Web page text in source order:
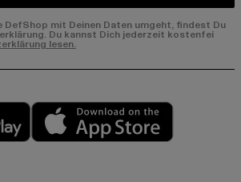
DefShop mit Deinen Daten umgeht, findest Du
Du kannst Dich jederzeit kostenfei
lesen.
Play market